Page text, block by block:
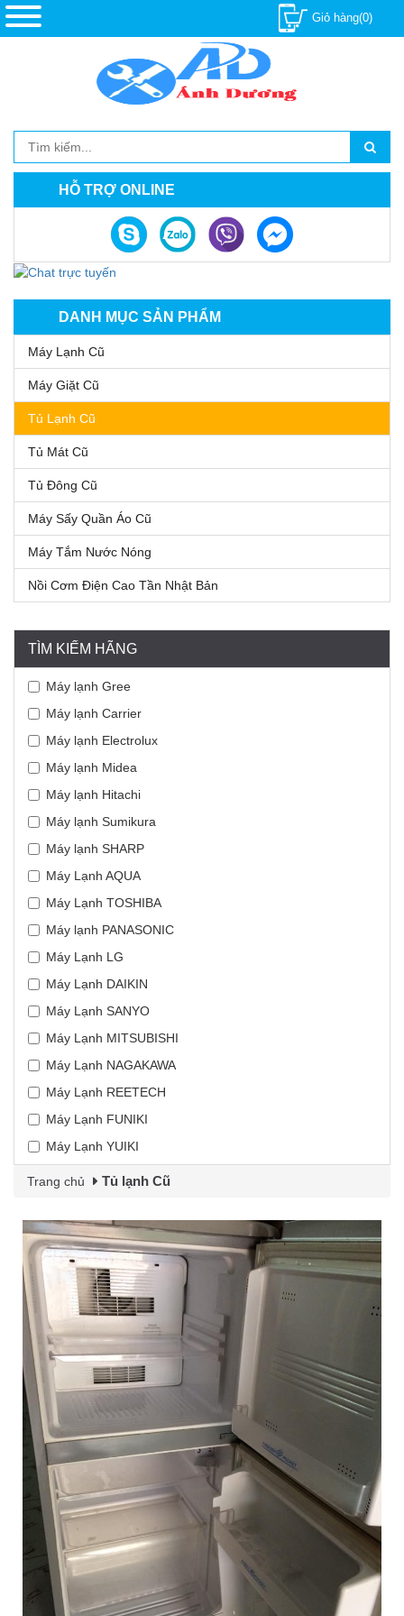
Giỏ hàng(0)
HỖ TRỢ ONLINE
DANH MỤC SẢN PHẨM
Máy Lạnh Cũ
Máy Giặt Cũ
Tủ Lạnh Cũ
Tủ Mát Cũ
Tủ Đông Cũ
Máy Sấy Quần Áo Cũ
Máy Tắm Nước Nóng
Nồi Cơm Điện Cao Tần Nhật Bản
TÌM KIẾM HÃNG
Máy lạnh Gree
Máy lạnh Carrier
Máy lạnh Electrolux
Máy lạnh Midea
Máy lạnh Hitachi
Máy lạnh Sumikura
Máy lạnh SHARP
Máy Lạnh AQUA
Máy Lạnh TOSHIBA
Máy lạnh PANASONIC
Máy Lạnh LG
Máy Lạnh DAIKIN
Máy Lạnh SANYO
Máy Lạnh MITSUBISHI
Máy Lạnh NAGAKAWA
Máy Lạnh REETECH
Máy Lạnh FUNIKI
Máy Lạnh YUIKI
Trang chủ Tủ lạnh Cũ